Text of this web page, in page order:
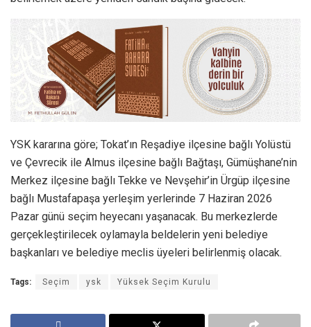
YSK kararına göre; Tokat’ın Reşadiye ilçesine bağlı Yolüstü
ve Çevrecik ile Almus ilçesine bağlı Bağtaşı, Gümüşhane’nin
Merkez ilçesine bağlı Tekke ve Nevşehir’in Ürgüp ilçesine
bağlı Mustafapaşa yerleşim yerlerinde 7 Haziran 2026
Pazar günü seçim heyecanı yaşanacak. Bu merkezlerde
gerçekleştirilecek oylamayla beldelerin yeni belediye
başkanları ve belediye meclis üyeleri belirlenmiş olacak.
Tags: Seçim ysk Yüksek Seçim Kurulu